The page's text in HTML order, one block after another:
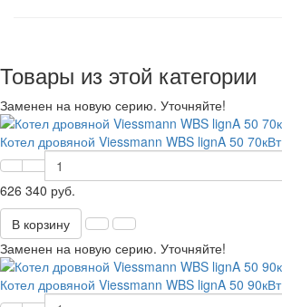
Товары из этой категории
Заменен на новую серию. Уточняйте!
Котел дровяной Viessmann WBS lignA 50 70кВт
626 340 руб.
В корзину
Заменен на новую серию. Уточняйте!
Котел дровяной Viessmann WBS lignA 50 90кВт